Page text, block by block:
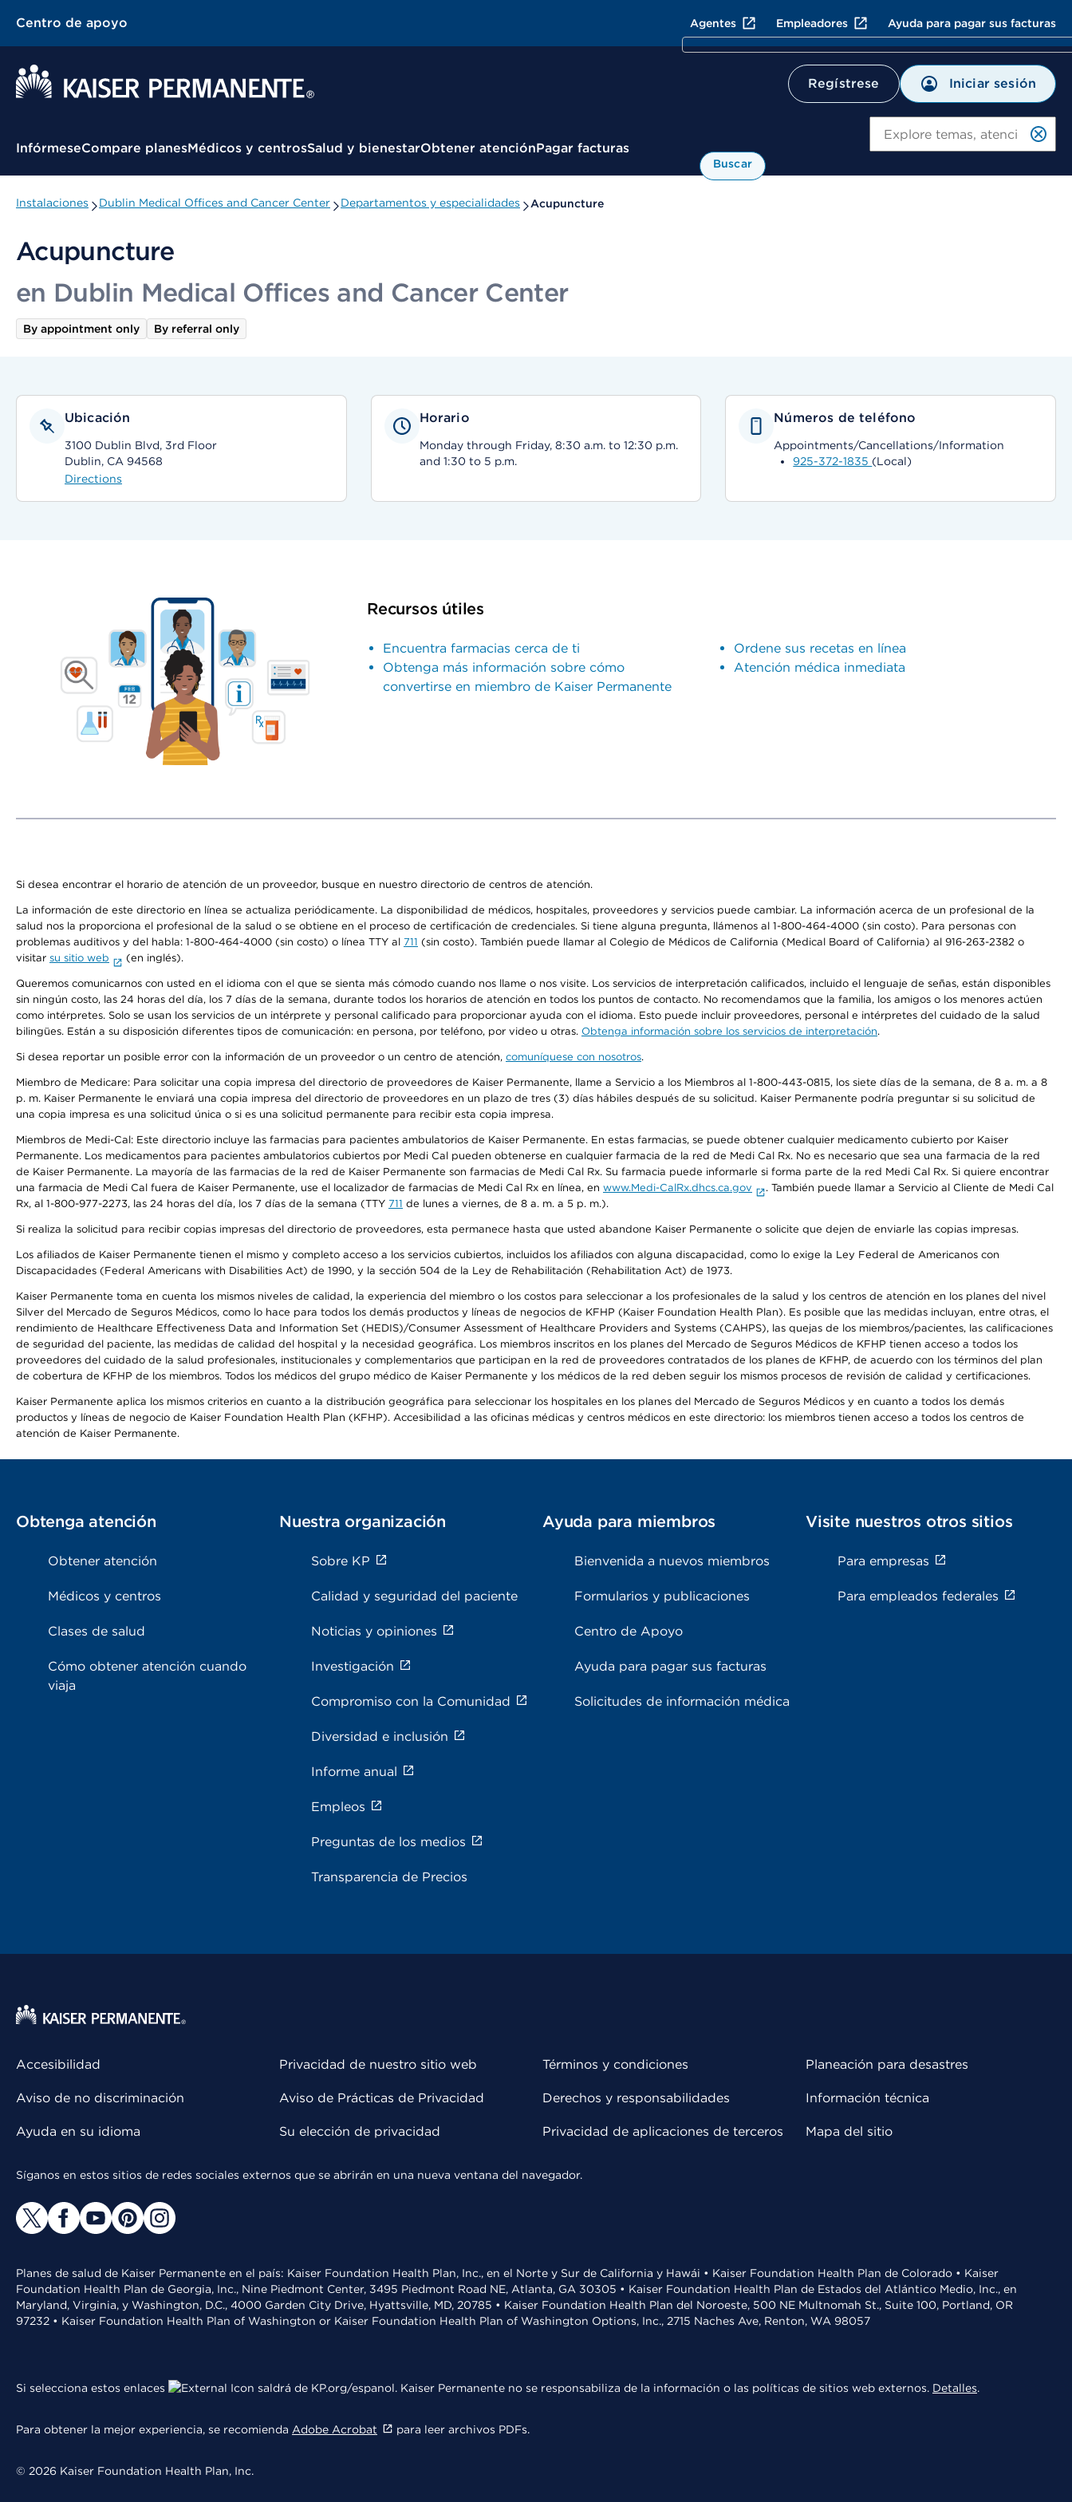
Centro de apoyo Agentes Empleadores Ayuda para pagar sus facturas
Regístrese Iniciar sesión
Menú contextual
InfórmeseCompare planesMédicos y centrosSalud y bienestarObtener atenciónPagar facturas
Buscar
Instalaciones Dublin Medical Offices and Cancer Center Departamentos y especialidades Acupuncture
Acupuncture
en Dublin Medical Offices and Cancer Center
By appointment only By referral only
Ubicación
3100 Dublin Blvd, 3rd Floor
Dublin, CA 94568
Directions
Horario
Monday through Friday, 8:30 a.m. to 12:30 p.m.
and 1:30 to 5 p.m.
Números de teléfono
Appointments/Cancellations/Information
925-372-1835 (Local)
Recursos útiles
Encuentra farmacias cerca de ti
Obtenga más información sobre cómo
convertirse en miembro de Kaiser Permanente
Ordene sus recetas en línea
Atención médica inmediata
Si desea encontrar el horario de atención de un proveedor, busque en nuestro directorio de centros de atención.
La información de este directorio en línea se actualiza periódicamente. La disponibilidad de médicos, hospitales, proveedores y servicios puede cambiar. La información acerca de un profesional de la
salud nos la proporciona el profesional de la salud o se obtiene en el proceso de certificación de credenciales. Si tiene alguna pregunta, llámenos al 1-800-464-4000 (sin costo). Para personas con
problemas auditivos y del habla: 1-800-464-4000 (sin costo) o línea TTY al 711 (sin costo). También puede llamar al Colegio de Médicos de California (Medical Board of California) al 916-263-2382 o
visitar su sitio web (en inglés).
Queremos comunicarnos con usted en el idioma con el que se sienta más cómodo cuando nos llame o nos visite. Los servicios de interpretación calificados, incluido el lenguaje de señas, están disponibles
sin ningún costo, las 24 horas del día, los 7 días de la semana, durante todos los horarios de atención en todos los puntos de contacto. No recomendamos que la familia, los amigos o los menores actúen
como intérpretes. Solo se usan los servicios de un intérprete y personal calificado para proporcionar ayuda con el idioma. Esto puede incluir proveedores, personal e intérpretes del cuidado de la salud
bilingües. Están a su disposición diferentes tipos de comunicación: en persona, por teléfono, por video u otras. Obtenga información sobre los servicios de interpretación.
Si desea reportar un posible error con la información de un proveedor o un centro de atención, comuníquese con nosotros.
Miembro de Medicare: Para solicitar una copia impresa del directorio de proveedores de Kaiser Permanente, llame a Servicio a los Miembros al 1-800-443-0815, los siete días de la semana, de 8 a. m. a 8
p. m. Kaiser Permanente le enviará una copia impresa del directorio de proveedores en un plazo de tres (3) días hábiles después de su solicitud. Kaiser Permanente podría preguntar si su solicitud de
una copia impresa es una solicitud única o si es una solicitud permanente para recibir esta copia impresa.
Miembros de Medi-Cal: Este directorio incluye las farmacias para pacientes ambulatorios de Kaiser Permanente. En estas farmacias, se puede obtener cualquier medicamento cubierto por Kaiser
Permanente. Los medicamentos para pacientes ambulatorios cubiertos por Medi Cal pueden obtenerse en cualquier farmacia de la red de Medi Cal Rx. No es necesario que sea una farmacia de la red
de Kaiser Permanente. La mayoría de las farmacias de la red de Kaiser Permanente son farmacias de Medi Cal Rx. Su farmacia puede informarle si forma parte de la red Medi Cal Rx. Si quiere encontrar
una farmacia de Medi Cal fuera de Kaiser Permanente, use el localizador de farmacias de Medi Cal Rx en línea, en www.Medi-CalRx.dhcs.ca.gov
. También puede llamar a Servicio al Cliente de Medi Cal
Rx, al 1-800-977-2273, las 24 horas del día, los 7 días de la semana (TTY 711 de lunes a viernes, de 8 a. m. a 5 p. m.).
Si realiza la solicitud para recibir copias impresas del directorio de proveedores, esta permanece hasta que usted abandone Kaiser Permanente o solicite que dejen de enviarle las copias impresas.
Los afiliados de Kaiser Permanente tienen el mismo y completo acceso a los servicios cubiertos, incluidos los afiliados con alguna discapacidad, como lo exige la Ley Federal de Americanos con
Discapacidades (Federal Americans with Disabilities Act) de 1990, y la sección 504 de la Ley de Rehabilitación (Rehabilitation Act) de 1973.
Kaiser Permanente toma en cuenta los mismos niveles de calidad, la experiencia del miembro o los costos para seleccionar a los profesionales de la salud y los centros de atención en los planes del nivel
Silver del Mercado de Seguros Médicos, como lo hace para todos los demás productos y líneas de negocios de KFHP (Kaiser Foundation Health Plan). Es posible que las medidas incluyan, entre otras, el
rendimiento de Healthcare Effectiveness Data and Information Set (HEDIS)/Consumer Assessment of Healthcare Providers and Systems (CAHPS), las quejas de los miembros/pacientes, las calificaciones
de seguridad del paciente, las medidas de calidad del hospital y la necesidad geográfica. Los miembros inscritos en los planes del Mercado de Seguros Médicos de KFHP tienen acceso a todos los
proveedores del cuidado de la salud profesionales, institucionales y complementarios que participan en la red de proveedores contratados de los planes de KFHP, de acuerdo con los términos del plan
de cobertura de KFHP de los miembros. Todos los médicos del grupo médico de Kaiser Permanente y los médicos de la red deben seguir los mismos procesos de revisión de calidad y certificaciones.
Kaiser Permanente aplica los mismos criterios en cuanto a la distribución geográfica para seleccionar los hospitales en los planes del Mercado de Seguros Médicos y en cuanto a todos los demás
productos y líneas de negocio de Kaiser Foundation Health Plan (KFHP). Accesibilidad a las oficinas médicas y centros médicos en este directorio: los miembros tienen acceso a todos los centros de
atención de Kaiser Permanente.
Obtenga atención
Obtener atención
Médicos y centros
Clases de salud
Cómo obtener atención cuando
viaja
Nuestra organización
Sobre KP
Calidad y seguridad del paciente
Noticias y opiniones
Investigación
Compromiso con la Comunidad
Diversidad e inclusión
Informe anual
Empleos
Preguntas de los medios
Transparencia de Precios
Ayuda para miembros
Bienvenida a nuevos miembros
Formularios y publicaciones
Centro de Apoyo
Ayuda para pagar sus facturas
Solicitudes de información médica
Visite nuestros otros sitios
Para empresas
Para empleados federales
Accesibilidad
Aviso de no discriminación
Ayuda en su idioma
Privacidad de nuestro sitio web
Aviso de Prácticas de Privacidad
Su elección de privacidad
Términos y condiciones
Derechos y responsabilidades
Privacidad de aplicaciones de terceros
Planeación para desastres
Información técnica
Mapa del sitio
Síganos en estos sitios de redes sociales externos que se abrirán en una nueva ventana del navegador.
Planes de salud de Kaiser Permanente en el país: Kaiser Foundation Health Plan, Inc., en el Norte y Sur de California y Hawái • Kaiser Foundation Health Plan de Colorado • Kaiser
Foundation Health Plan de Georgia, Inc., Nine Piedmont Center, 3495 Piedmont Road NE, Atlanta, GA 30305 • Kaiser Foundation Health Plan de Estados del Atlántico Medio, Inc., en
Maryland, Virginia, y Washington, D.C., 4000 Garden City Drive, Hyattsville, MD, 20785 • Kaiser Foundation Health Plan del Noroeste, 500 NE Multnomah St., Suite 100, Portland, OR
97232 • Kaiser Foundation Health Plan of Washington or Kaiser Foundation Health Plan of Washington Options, Inc., 2715 Naches Ave, Renton, WA 98057
Si selecciona estos enlaces saldrá de KP.org/espanol. Kaiser Permanente no se responsabiliza de la información o las políticas de sitios web externos. Detalles.
Para obtener la mejor experiencia, se recomienda Adobe Acrobat para leer archivos PDFs.
© 2026 Kaiser Foundation Health Plan, Inc.